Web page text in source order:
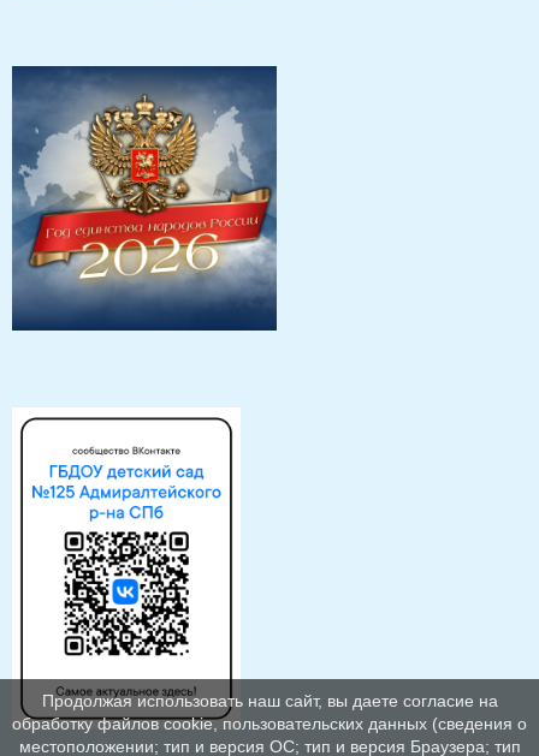
Продолжая использовать наш сайт, вы даете согласие на
обработку файлов cookie, пользовательских данных (сведения о
местоположении; тип и версия ОС; тип и версия Браузера; тип